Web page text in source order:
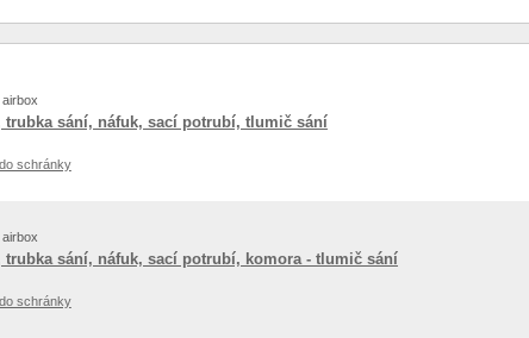
trubka sání, náfuk, sací potrubí, tlumič sání
schránky
trubka sání, náfuk, sací potrubí, komora - tlumič sání
schránky